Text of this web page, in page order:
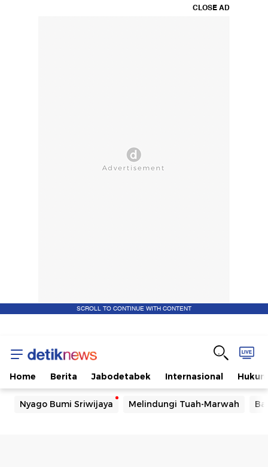
CLOSE AD
SCROLL TO CONTINUE WITH CONTENT
Home Berita Jabodetabek Internasional Hukum
Nyago Bumi Sriwijaya Melindungi Tuah-Marwah